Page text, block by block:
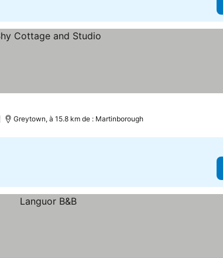
Greytown, à 15.8 km de : Martinborough